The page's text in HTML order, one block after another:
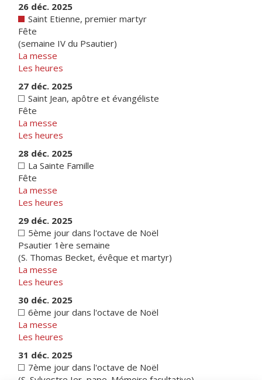
26 déc. 2025
Saint Etienne, premier martyr
Fête
(semaine IV du Psautier)
La messe
Les heures
27 déc. 2025
Saint Jean, apôtre et évangéliste
Fête
La messe
Les heures
28 déc. 2025
La Sainte Famille
Fête
La messe
Les heures
29 déc. 2025
5ème jour dans l'octave de Noël
Psautier 1ère semaine
(S. Thomas Becket, évêque et martyr)
La messe
Les heures
30 déc. 2025
6ème jour dans l'octave de Noël
La messe
Les heures
31 déc. 2025
7ème jour dans l'octave de Noël